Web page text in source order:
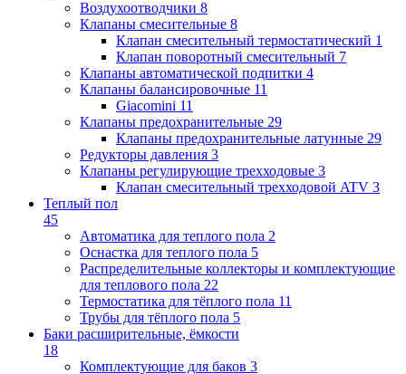
Воздухоотводчики 8
Клапаны cмесительные 8
Клапан cмесительный термостатический 1
Клапан поворотный cмесительный 7
Клапаны автоматической подпитки 4
Клапаны балансировочные 11
Giacomini 11
Клапаны предохранительные 29
Клапаны предохранительные латунные 29
Редукторы давления 3
Клапаны регулирующие трехходовые 3
Клапан смесительный трехходовой ATV 3
Теплый пол
45
Автоматика для теплого пола 2
Оснастка для теплого пола 5
Распределительные коллекторы и комплектующие
для теплового пола 22
Термостатика для тёплого пола 11
Трубы для тёплого пола 5
Баки расширительные, ёмкости
18
Комплектующие для баков 3